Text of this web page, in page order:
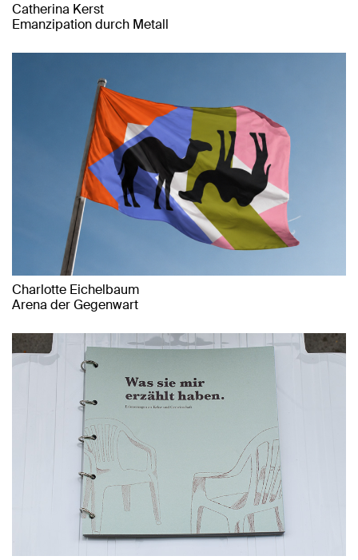
Catherina Kerst
Emanzipation durch Metall
Charlotte Eichelbaum
Arena der Gegenwart